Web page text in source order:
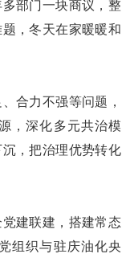
部门一块商议，整
，冬天在家暖暖和
合力不强等问题，
，深化多元共治模
，把治理优势转化
建联建，搭建常态
组织与驻庆油化央